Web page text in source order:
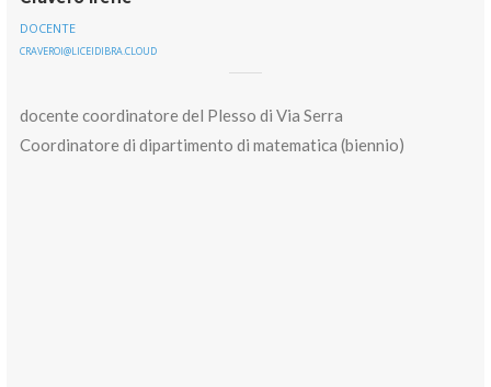
DOCENTE
CRAVEROI@LICEIDIBRA.CLOUD
docente coordinatore del Plesso di Via Serra
Coordinatore di dipartimento di matematica (biennio)